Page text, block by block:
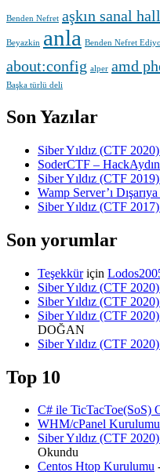
Benden Nefret aşkın sanal
Beyazkin anla Benden Nefret
about:config alper amd
Başka türlü deli
Son Yazılar
Siber Yıldız (CTF
SoderCTF –
Siber Yıldız (CTF
Wamp Server’ı
Siber Yıldız (CTF
Son yorumlar
Teşekküriçin
Siber Yıldız (CTF
Siber Yıldız (CTF
Siber Yıldız (CTF
DOĞAN
Siber Yıldız (CTF
Top 10
C# ile TicTacToe(SoS)
WHM/cPanel Kurulumu
Siber Yıldız (CTF
Okundu
Centos Htop Kurulumu